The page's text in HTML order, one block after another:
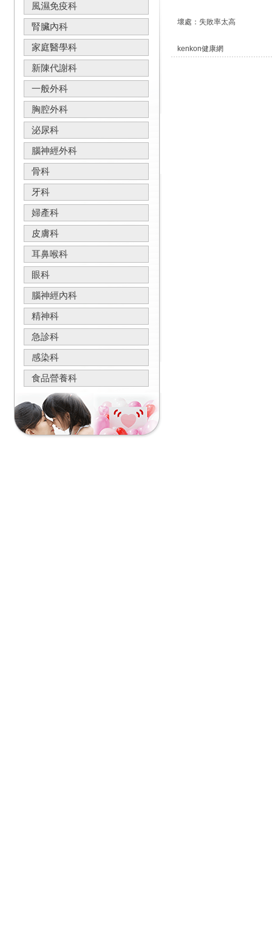
風濕免疫科
腎臟內科
家庭醫學科
新陳代謝科
一般外科
胸腔外科
泌尿科
腦神經外科
骨科
牙科
婦產科
皮膚科
耳鼻喉科
眼科
腦神經內科
精神科
急診科
感染科
食品營養科
壞處：失敗率太高
kenkon健康網